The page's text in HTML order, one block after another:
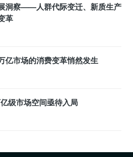
洞察——人群代际变迁、新质生产
革
亿市场的消费变革悄然发生
级市场空间亟待入局